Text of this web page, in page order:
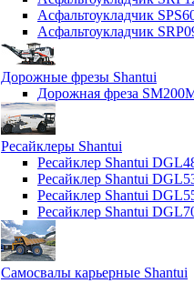
Асфальтоукладчик
Асфальтоукладчик
Дорожные фрезы Shantui
Дорожная фреза
Ресайклеры Shantui
Ресайклер Shantui
Ресайклер Shantui
Ресайклер Shantui
Ресайклер Shantui
Самосвалы карьерные Shantui